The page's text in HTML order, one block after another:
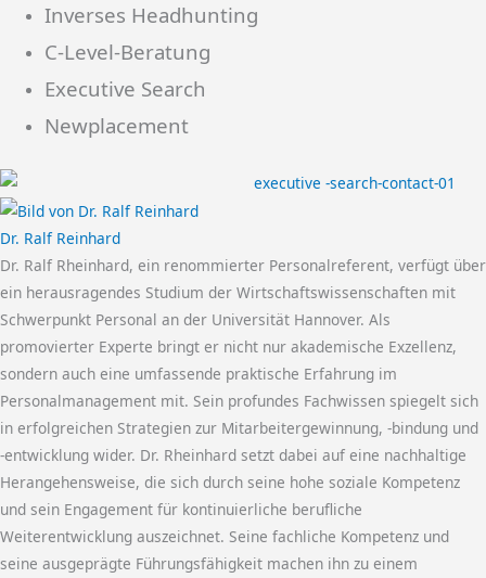
Inverses Headhunting
C-Level-Beratung
Executive Search
Newplacement
Dr. Ralf Reinhard
Dr. Ralf Rheinhard, ein renommierter Personalreferent, verfügt über
ein herausragendes Studium der Wirtschaftswissenschaften mit
Schwerpunkt Personal an der Universität Hannover. Als
promovierter Experte bringt er nicht nur akademische Exzellenz,
sondern auch eine umfassende praktische Erfahrung im
Personalmanagement mit. Sein profundes Fachwissen spiegelt sich
in erfolgreichen Strategien zur Mitarbeitergewinnung, -bindung und
-entwicklung wider. Dr. Rheinhard setzt dabei auf eine nachhaltige
Herangehensweise, die sich durch seine hohe soziale Kompetenz
und sein Engagement für kontinuierliche berufliche
Weiterentwicklung auszeichnet. Seine fachliche Kompetenz und
seine ausgeprägte Führungsfähigkeit machen ihn zu einem